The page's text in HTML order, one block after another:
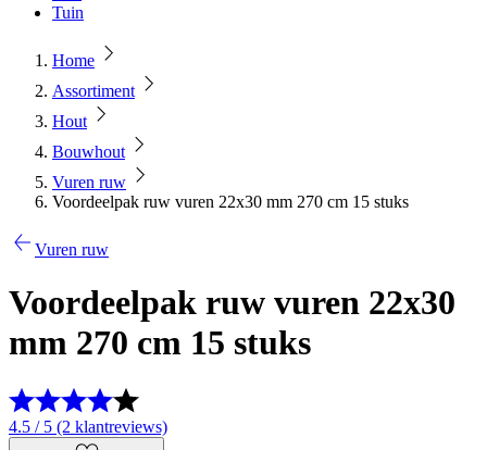
Tuin
Home
Assortiment
Hout
Bouwhout
Vuren ruw
Voordeelpak ruw vuren 22x30 mm 270 cm 15 stuks
Vuren ruw
Voordeelpak ruw vuren 22x30
mm 270 cm 15 stuks
4.5 / 5 (2 klantreviews)